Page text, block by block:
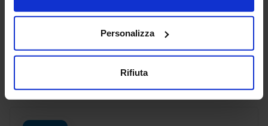
Personalizza
Rifiuta
Padiglione:Pad. 14Stand:E31